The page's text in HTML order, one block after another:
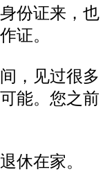
份证来，也
证。
，见过很多
能。您之前
休在家。